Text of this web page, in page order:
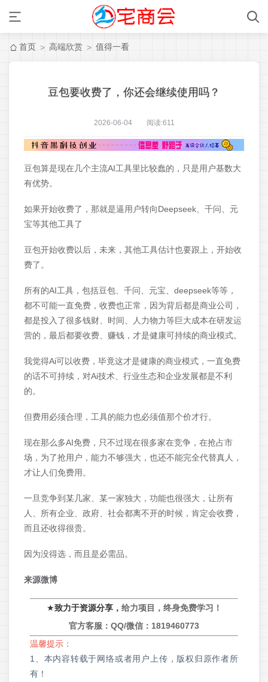
首页 > 高端欣赏 > 值得一看
豆包要收费了，你还会继续使用吗？
2026-06-04 阅读:611
豆包算是现在几个主流AI工具里比较蠢的，只是用户基数大
有优势。
如果开始收费了，那就是逼用户转向Deepseek、千问、元
宝等其他工具了
豆包开始收费以后，未来，其他工具估计也要跟上，开始收
费了。
所有的AI工具，包括豆包、千问、元宝、deepseek等等，
都不可能一直免费，收费也正常，因为背后都是商业公司，
都是投入了很多钱财、时间、人力物力等巨大成本在研发运
营的，最后都要收费、赚钱，才是健康可持续的商业模式。
我觉得Ai可以收费，毕竟这才是健康的商业模式，一直免费
的话不可持续，对Ai技术、行业生态和企业发展都是不利
的。
但费用必须合理，工具的能力也必须值那个价才行。
现在那么多AI免费，只不过现在很多家在竞争，在抢占市
场，为了抢用户，能力不够强大，也还不能完全代替真人，
才让人们免费用。
一旦竞争到某几家、某一家独大，功能也很强大，让所有
人、所有企业、政府、社会都离不开的时候，肯定会收费，
而且还收得很贵。
因为没得选，而且是必需品。
来源微博
★致力于资源分享， 给力项目，终身免费学习！
官方客服：QQ/微信： 1819460773
温馨提示：
1、本内容转载于网络或者用户上传，版权归原作者所
有！